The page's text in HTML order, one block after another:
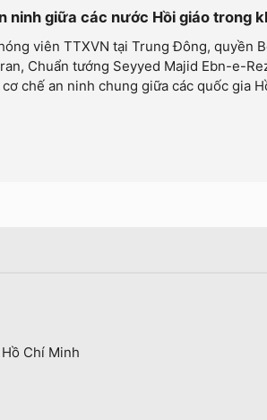
ninh giữa các nước Hồi giáo trong
viên TTXVN tại Trung Đông, quyền
Chuẩn tướng Seyyed Majid Ebn-e-
chế an ninh chung giữa các quốc gia
Chí Minh